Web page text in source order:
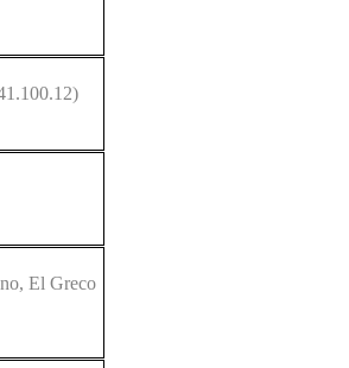
El Greco